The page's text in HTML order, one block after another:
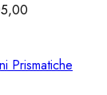
Prismatiche